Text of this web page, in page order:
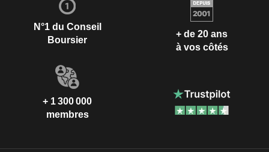
N°1 du Conseil
Boursier
+ de 20 ans
à vos côtés
+ 1 300 000
membres